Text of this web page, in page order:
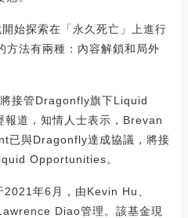
始探索在「永久死亡」上進行
方法有兩種：內容解鎖和局外
接管Dragonfly旗下Liquid
道，知情人士表示，Brevan
已與Dragonfly達成協議，將接
Opportunities。
年6月，由Kevin Hu、
Diao管理。該基金現